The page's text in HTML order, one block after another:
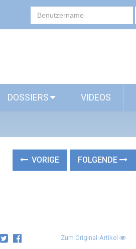
DOSSIERS VIDEOS
VORIGE FOLGENDE
Zum Original-Artikel